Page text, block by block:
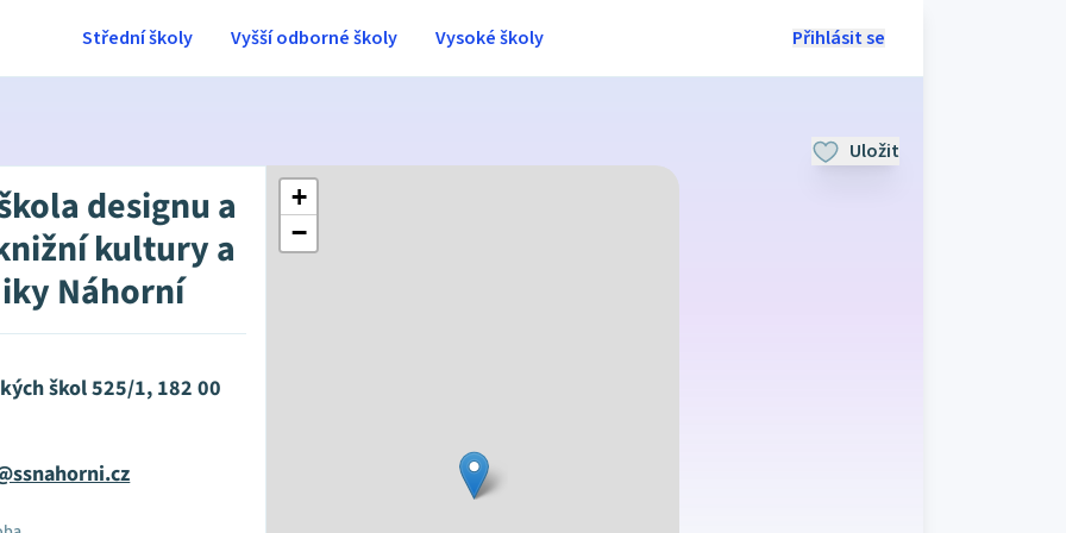
Přihlásit se
Střední školy Vyšší odborné školy Vysoké školy
Uložit
designu a
kultury a
Náhorní
škol 525/1, 182 00
+
−